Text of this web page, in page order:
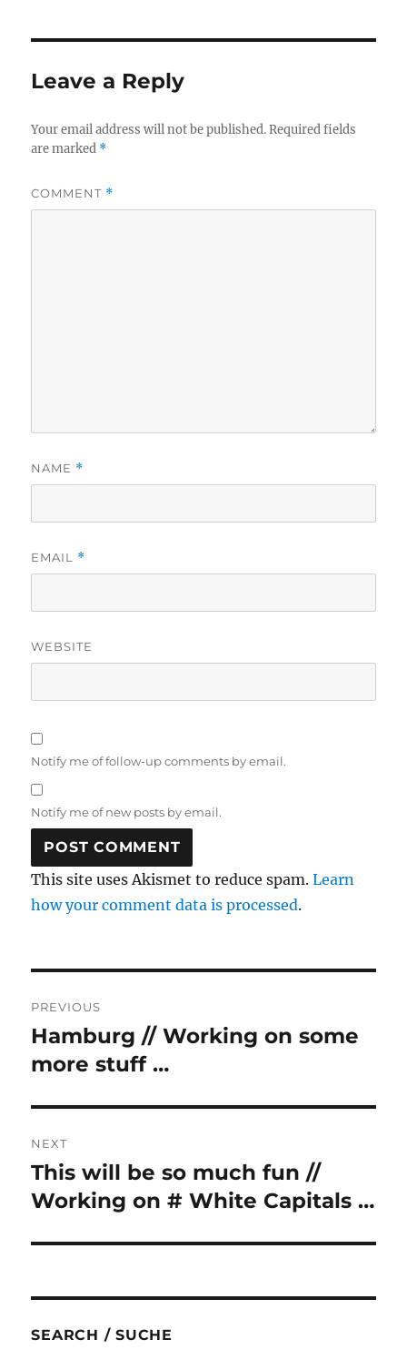
o
r
g
r
p
Leave a Reply
Your email address will not be published. Required fields
are marked *
COMMENT *
NAME *
EMAIL *
WEBSITE
Notify me of follow-up comments by email.
Notify me of new posts by email.
This site uses Akismet to reduce spam.Learn
how your comment data is processed.
navigation
PREVIOUS
Previous
post:
Hamburg // Working on some
more stuff …
NEXT
Next
post:
This will be so much fun //
Working on # White Capitals …
SEARCH / SUCHE